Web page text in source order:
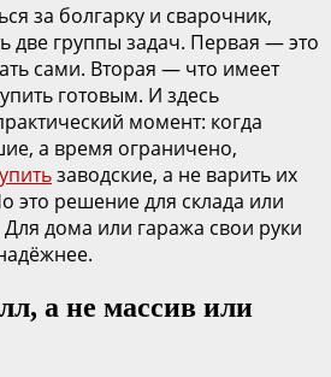
за болгарку и сварочник,
две группы задач. Первая — это
сами. Вторая — что имеет
готовым. И здесь
момент: когда
а время ограничено,
заводские, а не варить их
это решение для склада или
дома или гаража свои руки
а не массив или